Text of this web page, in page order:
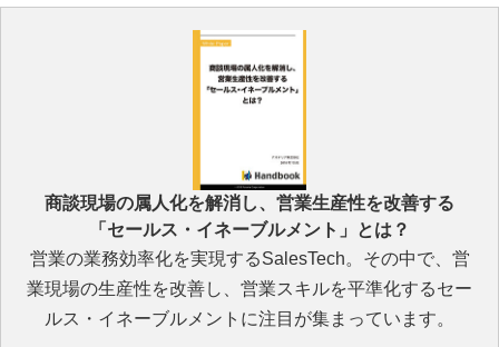
商談現場の属人化を解消し、営業生産性を改善する
「セールス・イネーブルメント」とは？
営業の業務効率化を実現するSalesTech。その中で、営
業現場の生産性を改善し、営業スキルを平準化するセー
ルス・イネーブルメントに注目が集まっています。